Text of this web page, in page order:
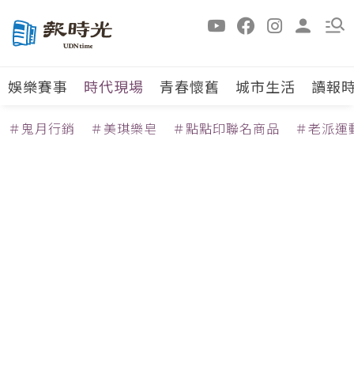
娛樂賽事 時代現場 青春懷舊 城市生活 讀報
＃鬼月行銷 ＃美琪樂皂 ＃點點印聯名商品 ＃老派運